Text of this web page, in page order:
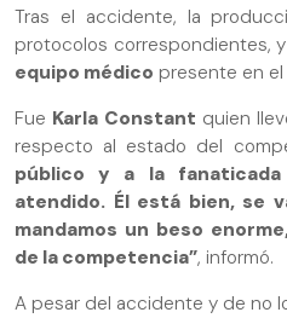
Tras el accidente, la
protocolos correspondientes,
equipo médico presente en el
Fue Karla Constant quien
respecto al estado del
público y a la
atendido. Él está bien, se
mandamos un beso
de la competencia”, informó.
A pesar del accidente y de no